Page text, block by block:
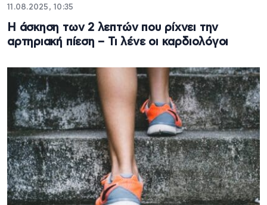
11.08.2025, 10:35
Η άσκηση των 2 λεπτών που ρίχνει την
αρτηριακή πίεση – Τι λένε οι καρδιολόγοι